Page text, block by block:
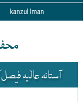
kanzul Iman
آستانہ عالیہ